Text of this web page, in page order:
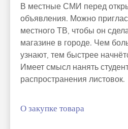
В местные СМИ перед
объявления. Можно
местного ТВ, чтобы он
магазине в городе. Чем
узнают, тем быстрее
Имеет смысл нанять
распространения листовок.
О закупке товара